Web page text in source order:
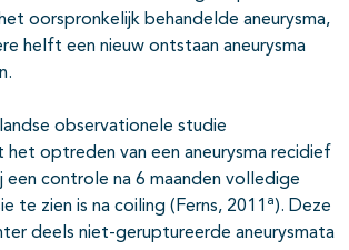
oorspronkelijk behandelde aneurysma,
helft een nieuw ontstaan aneurysma
observationele studie
optreden van een aneurysma recidief
een controle na 6 maanden volledige
te zien is na coiling (Ferns, 2011 a). Deze
deels niet-geruptureerde aneurysmata